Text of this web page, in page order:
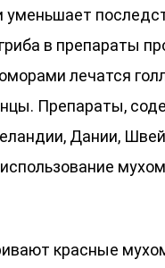
в препараты
лечатся
Препараты,
Дании,
красные